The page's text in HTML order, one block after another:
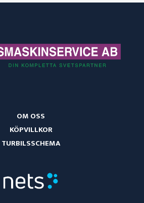
OM OSS
KÖPVILLKOR
TURBILSSCHEMA